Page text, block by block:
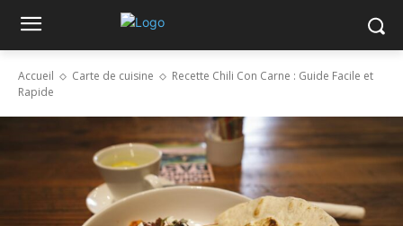
Accueil Carte de cuisine
Recette Chili Con Carne : Guide Facile et
Rapide